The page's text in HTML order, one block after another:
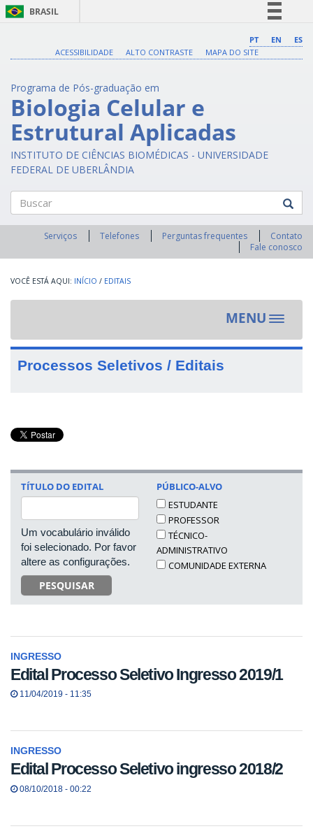
BRASIL
Comunica BR
Legislação
Canais
PT EN
ES
ACESSIBILIDADE
ALTO CONTRASTE MAPA DO SITE
Programa de Pós-graduação em
Biologia Celular e
Estrutural Aplicadas
INSTITUTO DE CIÊNCIAS BIOMÉDICAS - UNIVERSIDADE
FEDERAL DE UBERLÂNDIA
Buscar
Serviços Telefones Perguntas frequentes
Contato
Fale conosco
INÍCIO / EDITAIS
MENU
Toggle
Processos Seletivos / Editais
TÍTULO DO EDITAL
Um vocabulário inválido
foi selecionado. Por favor
altere as configurações.
PESQUISAR
PÚBLICO-ALVO
ESTUDANTE
PROFESSOR
TÉCNICO-
ADMINISTRATIVO
COMUNIDADE EXTERNA
INGRESSO
Edital Processo Seletivo Ingresso 2019/1
11/04/2019 - 11:35
INGRESSO
Edital Processo Seletivo ingresso 2018/2
08/10/2018 - 00:22